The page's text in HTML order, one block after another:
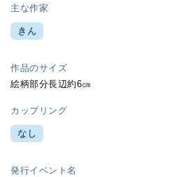
主な作家
きん
作品のサイズ
絵柄部分長辺約6㎝
カップリング
なし
発行イベント名